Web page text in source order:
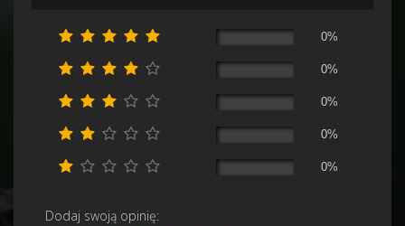
0%
0%
0%
0%
0%
Dodaj swoją opinię: